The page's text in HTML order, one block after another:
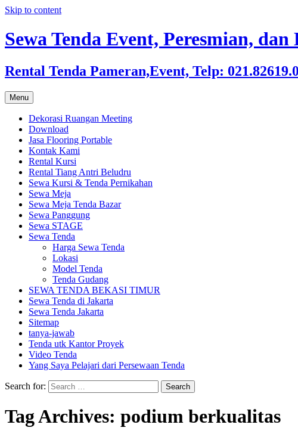
Skip to content
Sewa Tenda Event, Peresmian, dan
Rental Tenda Pameran,Event, Telp:
Menu
Dekorasi Ruangan Meeting
Download
Jasa Flooring Portable
Kontak Kami
Rental Kursi
Rental Tiang Antri Beludru
Sewa Kursi & Tenda Pernikahan
Sewa Meja
Sewa Meja Tenda Bazar
Sewa Panggung
Sewa STAGE
Sewa Tenda
Harga Sewa Tenda
Lokasi
Model Tenda
Tenda Gudang
SEWA TENDA BEKASI TIMUR
Sewa Tenda di Jakarta
Sewa Tenda Jakarta
Sitemap
tanya-jawab
Tenda utk Kantor Proyek
Video Tenda
Yang Saya Pelajari dari Persewaan Tenda
Search for:
Tag Archives: podium berkualitas